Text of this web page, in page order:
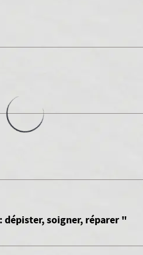
dépister, soigner, réparer "